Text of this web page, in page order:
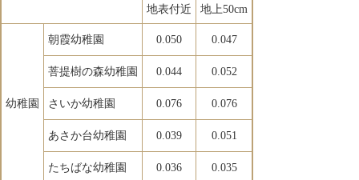
地表付近 地上50cm
幼稚園
朝霞幼稚園 0.050 0.047
菩提樹の森幼稚園 0.044 0.052
さいか幼稚園 0.076 0.076
あさか台幼稚園 0.039 0.051
たちばな幼稚園 0.036 0.035